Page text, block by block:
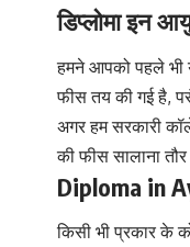
डिप्लोमा इन
हमने आपको पहले भी
फीस तय की गई है,
अगर हम सरकारी
की फीस सालाना
Diploma in
किसी भी प्रकार के